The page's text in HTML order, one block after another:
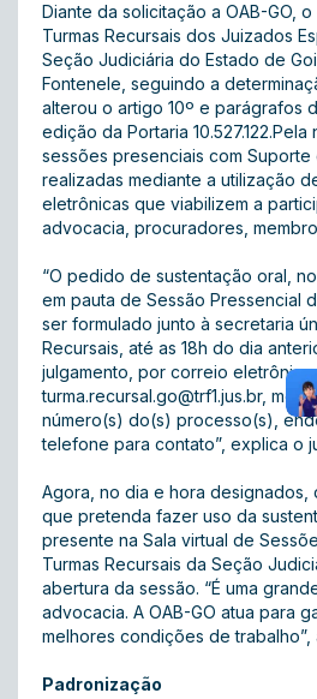
Diante da solicitação a OAB-GO,
Turmas Recursais dos Juizados
Seção Judiciária do Estado de
Fontenele, seguindo a
alterou o artigo 10º e parágrafos
edição da Portaria
sessões presenciais com
realizadas mediante a utilização
eletrônicas que viabilizem a
advocacia, procuradores,
“O pedido de sustentação oral,
em pauta de Sessão Pressencial
ser formulado junto à secretaria
Recursais, até as 18h do dia
julgamento, por correio eletrônico
turma.recursal.go@trf1.jus.br,
número(s) do(s) processo(s),
telefone para contato”, explica o
Agora, no dia e hora
que pretenda fazer uso da
presente na Sala virtual de
Turmas Recursais da Seção
abertura da sessão. “É uma
advocacia. A OAB-GO atua para
melhores condições de trabalho”,
Padronização